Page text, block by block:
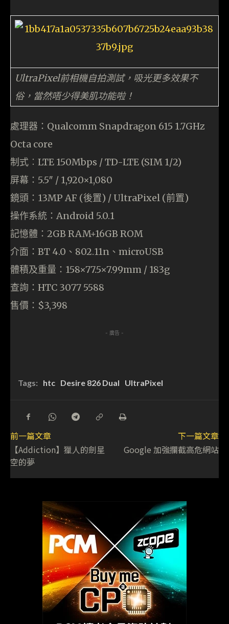
UltraPixel前相機自拍測試，吸光更多效果不
俗，當然唔少得美肌功能啦！
處理器：Qualcomm Snapdragon 615 1.7GHz
Octa core
制式︰LTE 150Mbps / TD-LTE (SIM 1/2)
屏幕：5.5″ / 1,920×1,080
鏡頭：13MP AF (後置) / UltraPixel (前置)
操作系統：Android 5.0.1
記憶體：2GB RAM+16GB ROM
介面：BT 4.0、802.11n、microUSB
體積及重量：158×77.5×7.99mm / 183g
查詢：HTC 3077 5588
售價：$3,398
- 廣告 -
Tags: htc Desire 826 Dual UltraPixel
前一篇文章
【Addiction】獵人的劍星
空的夢
下一篇文章
Google 加強攔截高危網站